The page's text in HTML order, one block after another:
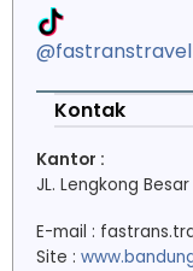
@fastranstravel
Kontak
Kantor :
JL. Lengkong
E-mail :
Site :